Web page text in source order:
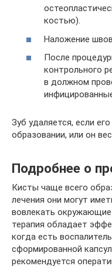
костью).
Наложение
После
контрольного
в должном
Зуб удаляется, если
образовании, или он
Подробнее о
Кисты чаще всего
лечения они могут
вовлекать
терапия обладает
когда есть
сформированной
рекомендуется